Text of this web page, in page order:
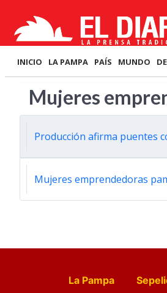
INICIO LA PAMPA PAÍS MUNDO
Mujeres
Producción afirma puentes
Mujeres emprendedoras
La Pampa